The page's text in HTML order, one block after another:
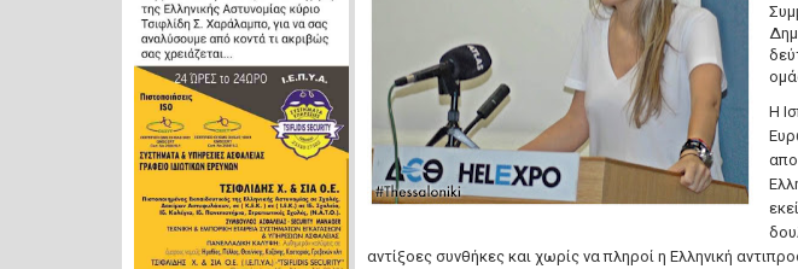
Η
αντίξοες συνθήκες και χωρίς να πληροί η Ελληνική